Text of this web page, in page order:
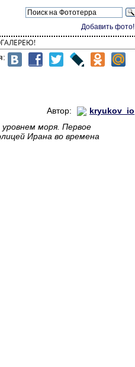
Добавить фото!
Автор:
kryukov_io
моря. Первое
Ирана во времена